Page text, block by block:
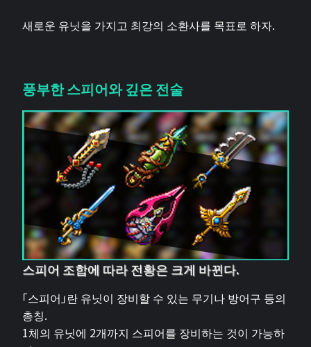
새로운 유닛을 가지고 최강의 소환사를 목표로 하자.
풍부한 스피어와 깊은 전술
스피어 조합에 따라 전황은 크게 바뀐다.
「스피어」란 유닛이 장비할 수 있는 무기나 방어구 등의
총칭.
1체의 유닛에 2개까지 스피어를 장비하는 것이 가능하